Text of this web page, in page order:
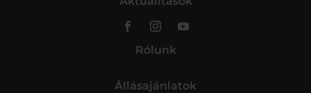
Rólunk
Állásajánlatok